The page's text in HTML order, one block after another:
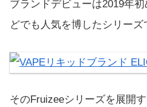
ブランドデビューは2019年
どでも人気を博したシリーズ
そのFruizeeシリーズを展開